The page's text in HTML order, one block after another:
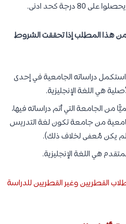
درجة كحد ادنى.
هذا المطلب إذا تحققت الشروط
دراساته الجامعية في إحدى
هي اللغة الإنجليزية.
من الجامعة التي أتم دراساته فيها،
من جامعة تكون لغة التدريس
لم يكن مُعفى لخلاف ذلك).
هي اللغة الإنجليزية.
القطريين وغير القطريين للدراسة